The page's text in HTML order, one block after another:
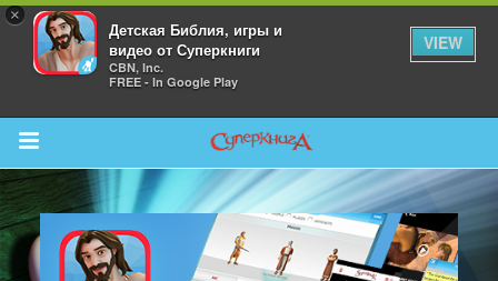
×
Детская Библия, игры и
видео от Суперкниги
CBN, Inc.
FREE - In Google Play
VIEW
Return to Content